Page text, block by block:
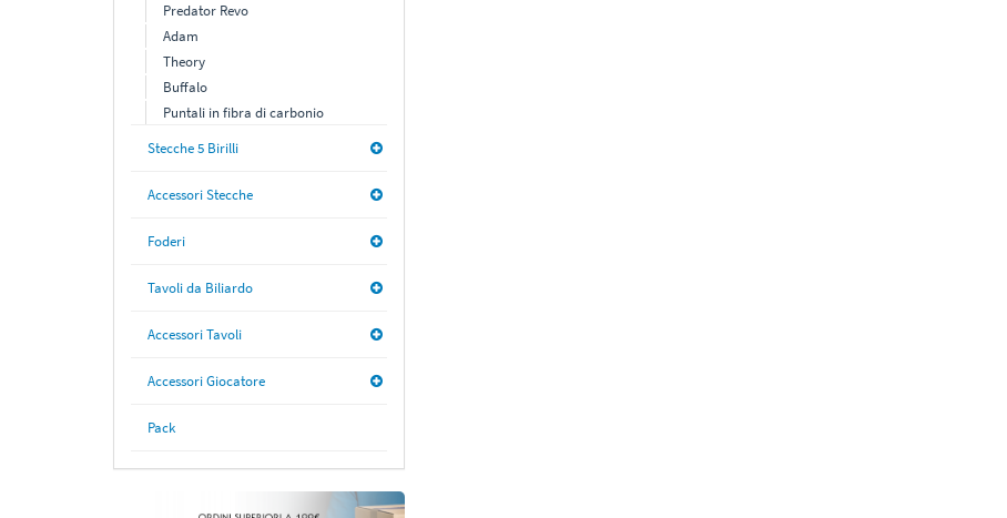
Predator Revo
Adam
Theory
Buffalo
Puntali in fibra di carbonio
Stecche 5 Birilli
Accessori Stecche
Foderi
Tavoli da Biliardo
Accessori Tavoli
Accessori Giocatore
Pack